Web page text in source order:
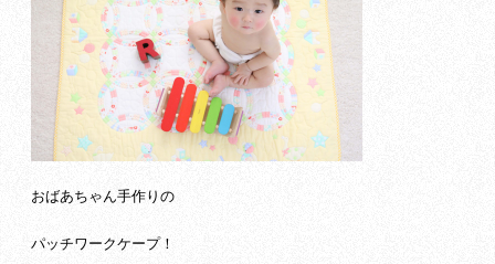
おばあちゃん手作りの
パッチワークケープ！